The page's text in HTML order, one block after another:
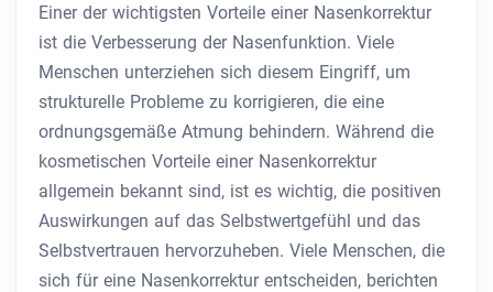
Einer der wichtigsten Vorteile einer Nasenkorrektur
ist die Verbesserung der Nasenfunktion. Viele
Menschen unterziehen sich diesem Eingriff, um
strukturelle Probleme zu korrigieren, die eine
ordnungsgemäße Atmung behindern. Während die
kosmetischen Vorteile einer Nasenkorrektur
allgemein bekannt sind, ist es wichtig, die positiven
Auswirkungen auf das Selbstwertgefühl und das
Selbstvertrauen hervorzuheben. Viele Menschen, die
sich für eine Nasenkorrektur entscheiden, berichten